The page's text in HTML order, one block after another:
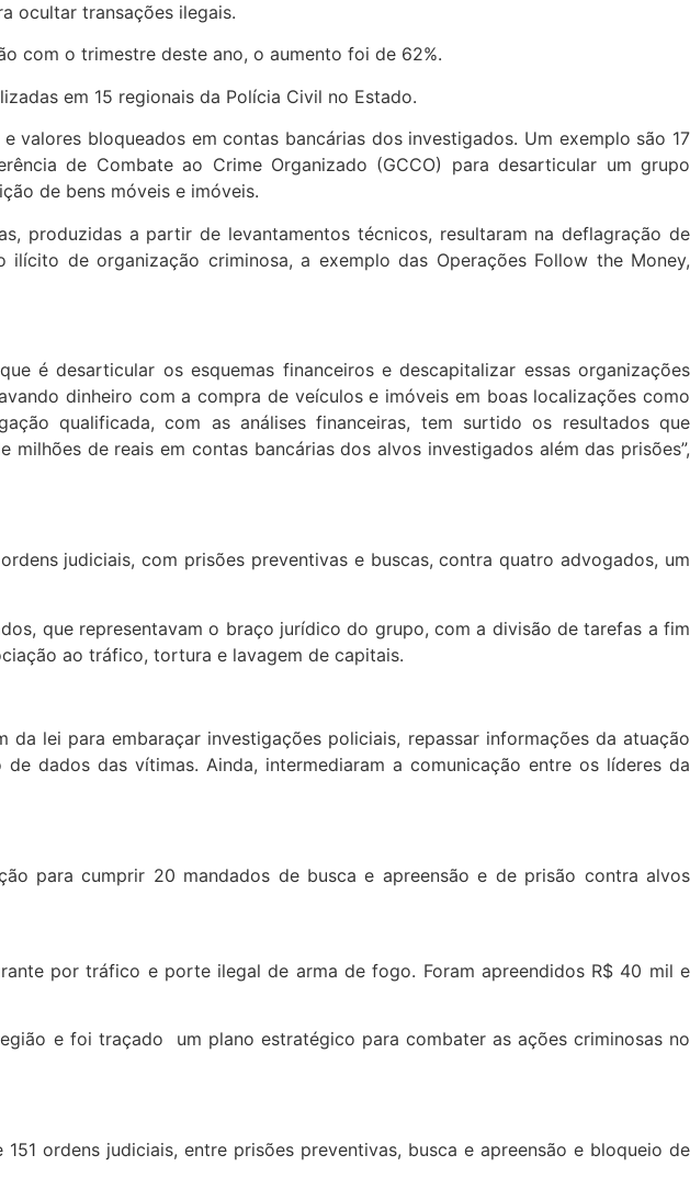
ocultar transações ilegais.
com o trimestre deste ano, o aumento foi de 62%.
em 15 regionais da Polícia Civil no Estado.
valores bloqueados em contas bancárias dos investigados. Um exemplo são 17
de Combate ao Crime Organizado (GCCO) para desarticular um grupo
de bens móveis e imóveis.
produzidas a partir de levantamentos técnicos, resultaram na deflagração de
de organização criminosa, a exemplo das Operações Follow the Money,
é desarticular os esquemas financeiros e descapitalizar essas organizações
dinheiro com a compra de veículos e imóveis em boas localizações como
qualificada, com as análises financeiras, tem surtido os resultados que
de reais em contas bancárias dos alvos investigados além das prisões”,
judiciais, com prisões preventivas e buscas, contra quatro advogados, um
que representavam o braço jurídico do grupo, com a divisão de tarefas a fim
ao tráfico, tortura e lavagem de capitais.
lei para embaraçar investigações policiais, repassar informações da atuação
dados das vítimas. Ainda, intermediaram a comunicação entre os líderes da
para cumprir 20 mandados de busca e apreensão e de prisão contra alvos
por tráfico e porte ilegal de arma de fogo. Foram apreendidos R$ 40 mil e
e foi traçado um plano estratégico para combater as ações criminosas no
ordens judiciais, entre prisões preventivas, busca e apreensão e bloqueio de